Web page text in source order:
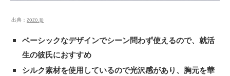
出典： zozo.jp
ベーシックなデザインでシーン問わず使えるので、就活
生の彼氏におすすめ
シルク素材を使用しているので光沢感があり、胸元を華